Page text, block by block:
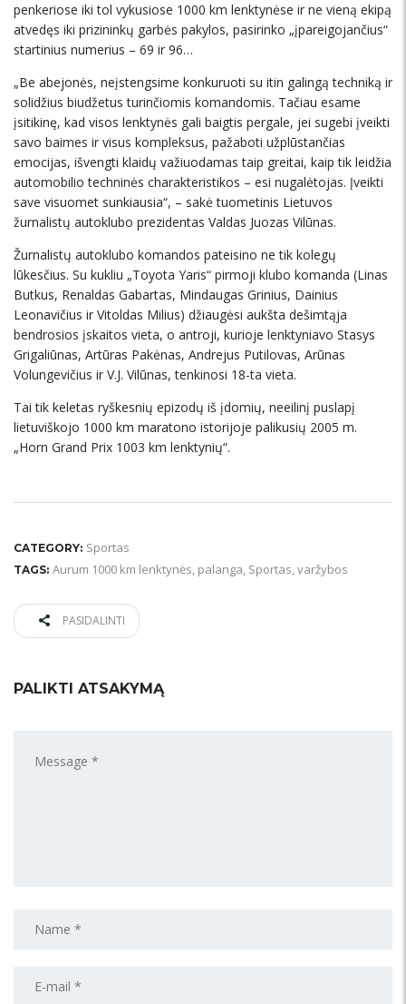
penkeriose iki tol vykusiose 1000 km lenktynėse ir ne vieną ekipą
atvedęs iki prizininkų garbės pakylos, pasirinko „įpareigojančius“
startinius numerius – 69 ir 96…
„Be abejonės, neįstengsime konkuruoti su itin galingą techniką ir
solidžius biudžetus turinčiomis komandomis. Tačiau esame
įsitikinę, kad visos lenktynės gali baigtis pergale, jei sugebi įveikti
savo baimes ir visus kompleksus, pažaboti užplūstančias
emocijas, išvengti klaidų važiuodamas taip greitai, kaip tik leidžia
automobilio techninės charakteristikos – esi nugalėtojas. Įveikti
save visuomet sunkiausia“, – sakė tuometinis Lietuvos
žurnalistų autoklubo prezidentas Valdas Juozas Vilūnas.
Žurnalistų autoklubo komandos pateisino ne tik kolegų
lūkesčius. Su kukliu „Toyota Yaris“ pirmoji klubo komanda (Linas
Butkus, Renaldas Gabartas, Mindaugas Grinius, Dainius
Leonavičius ir Vitoldas Milius) džiaugėsi aukšta dešimtąja
bendrosios įskaitos vieta, o antroji, kurioje lenktyniavo Stasys
Grigaliūnas, Artūras Pakėnas, Andrejus Putilovas, Arūnas
Volungevičius ir V.J. Vilūnas, tenkinosi 18-ta vieta.
Tai tik keletas ryškesnių epizodų iš įdomių, neeilinį puslapį
lietuviškojo 1000 km maratono istorijoje palikusių 2005 m.
„Horn Grand Prix 1003 km lenktynių“.
CATEGORY: Sportas
TAGS: Aurum 1000 km lenktynės, palanga, Sportas,varžybos
PASIDALINTI
PALIKTI ATSAKYMĄ